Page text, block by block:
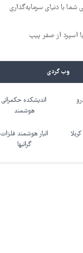
با دنیای سرمایه‌گذاری
وب گردی
اندیشکده حکمرانی
هوشمند
انبار هوشمند فلزات
گرانبها